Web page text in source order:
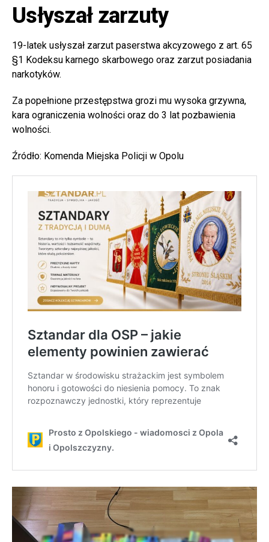
Usłyszał zarzuty
19-latek usłyszał zarzut paserstwa akcyzowego z art. 65
§1 Kodeksu karnego skarbowego oraz zarzut posiadania
narkotyków.
Za popełnione przestępstwa grozi mu wysoka grzywna,
kara ograniczenia wolności oraz do 3 lat pozbawienia
wolności.
Źródło: Komenda Miejska Policji w Opolu